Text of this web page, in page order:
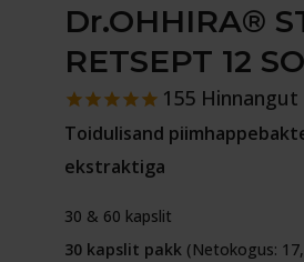
Dr.OHHIRA®
RETSEPT 12
155 Hinnangut
Toidulisand
ekstraktiga
30 & 60 kapslit
30 kapslit pakk (Netokogus: